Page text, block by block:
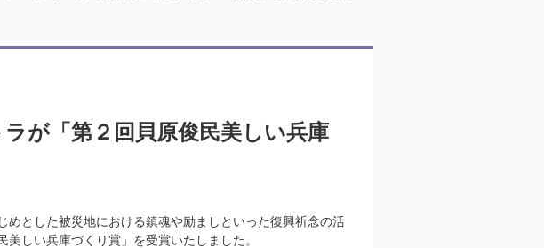
が「第２回貝原俊民美しい兵庫
とした被災地における鎮魂や励ましといった復興祈念の活
しい兵庫づくり賞」を受賞いたしました。